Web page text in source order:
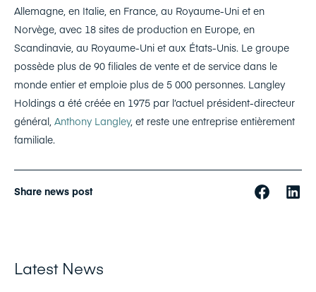
Allemagne, en Italie, en France, au Royaume-Uni et en
Norvège, avec 18 sites de production en Europe, en
Scandinavie, au Royaume-Uni et aux États-Unis. Le groupe
possède plus de 90 filiales de vente et de service dans le
monde entier et emploie plus de 5 000 personnes. Langley
Holdings a été créée en 1975 par l’actuel président-directeur
général, Anthony Langley, et reste une entreprise entièrement
familiale.
Share news post
Latest News